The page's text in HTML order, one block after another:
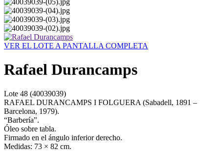
VER EL LOTE A PANTALLA COMPLETA
Rafael Durancamps
Lote 48 (40039039)
RAFAEL DURANCAMPS I FOLGUERA (Sabadell, 1891 –
Barcelona, 1979).
“Barbería”.
Óleo sobre tabla.
Firmado en el ángulo inferior derecho.
Medidas: 73 × 82 cm.